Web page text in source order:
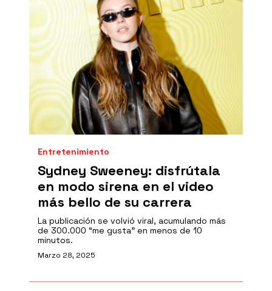
Entretenimiento
Sydney Sweeney: disfrútala
en modo sirena en el video
más bello de su carrera
La publicación se volvió viral, acumulando más
de 300.000 “me gusta” en menos de 10
minutos.
Marzo 28, 2025